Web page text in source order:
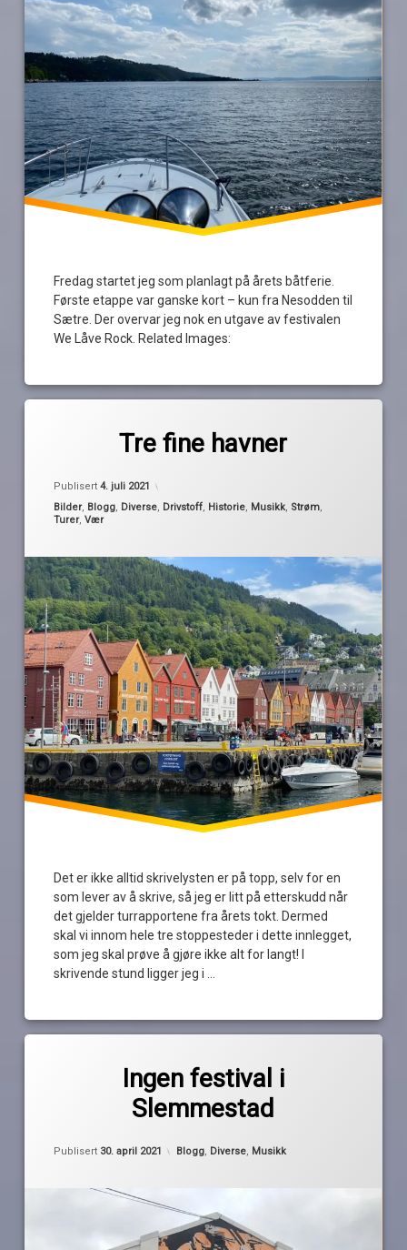
Fredag startet jeg som planlagt på årets båtferie.
Første etappe var ganske kort – kun fra Nesodden til
Sætre. Der overvar jeg nok en utgave av festivalen
We Låve Rock. Related Images:
Tre fine havner
Publisert4. juli 2021
Kategorier:
Bilder, Blogg, Diverse, Drivstoff, Historie, Musikk, Strøm,
Turer,Vær
Det er ikke alltid skrivelysten er på topp, selv for en
som lever av å skrive, så jeg er litt på etterskudd når
det gjelder turrapportene fra årets tokt. Dermed
skal vi innom hele tre stoppesteder i dette innlegget,
som jeg skal prøve å gjøre ikke alt for langt! I
skrivende stund ligger jeg i …
drivstoff
festival
haugesund
jobbkollega
museum
platebutikk
prog
shabby
records
Skudeneshavn
smedasundet
Ingen festival i
Slemmestad
Publisert 30. april 2021
Oppdatert 30. april 2021
Kategorier:
Blogg, Diverse, Musikk